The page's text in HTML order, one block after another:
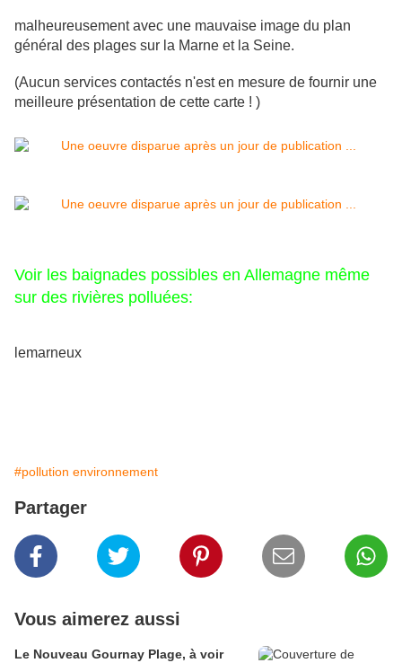
malheureusement avec une mauvaise image du plan
général des plages sur la Marne et la Seine.
(Aucun services contactés n'est en mesure de fournir une
meilleure présentation de cette carte ! )
Voir les baignades possibles en Allemagne même
sur des rivières polluées:
lemarneux
#pollution environnement
Partager
Vous aimerez aussi
Le Nouveau Gournay Plage, à voir